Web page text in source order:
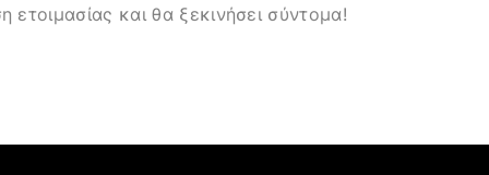
και θα ξεκινήσει σύντομα!